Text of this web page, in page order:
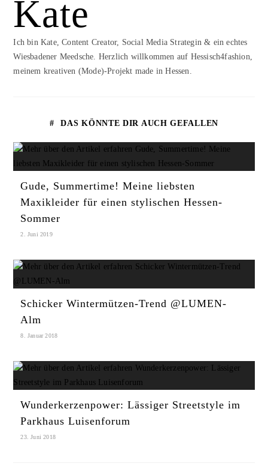
Kate
Ich bin Kate, Content Creator, Social Media Strategin & ein echtes
Wiesbadener Meedsche. Herzlich willkommen auf Hessisch4fashion,
meinem kreativen (Mode)-Projekt made in Hessen.
DAS KÖNNTE DIR AUCH GEFALLEN
Gude, Summertime! Meine liebsten
Maxikleider für einen stylischen Hessen-
Sommer
2. Juni 2019
Schicker Wintermützen-Trend @LUMEN-
Alm
8. Januar 2018
Wunderkerzenpower: Lässiger Streetstyle im
Parkhaus Luisenforum
23. Juni 2018